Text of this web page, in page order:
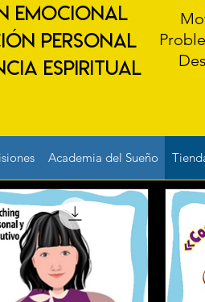
emocional
personal
ESPIRITUAL
Academia del Sueño